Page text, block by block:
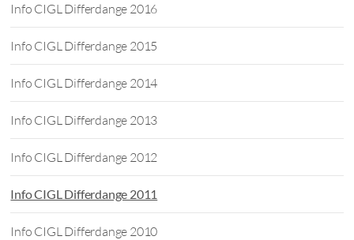
Info CIGL Differdange 2016
Info CIGL Differdange 2015
Info CIGL Differdange 2014
Info CIGL Differdange 2013
Info CIGL Differdange 2012
Info CIGL Differdange 2011
Info CIGL Differdange 2010